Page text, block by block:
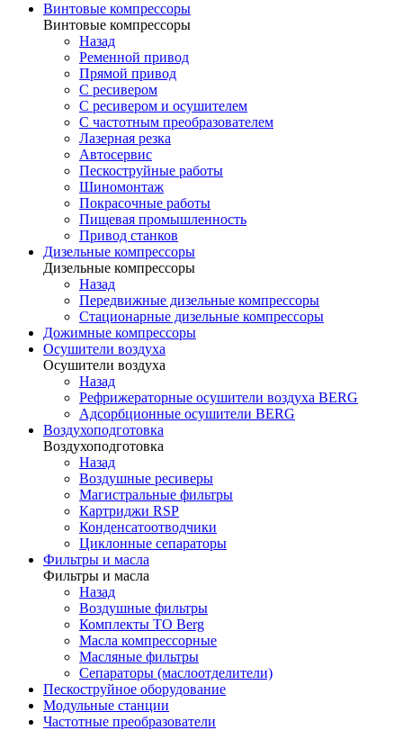
Винтовые компрессоры
Винтовые компрессоры
Назад
Ременной привод
Прямой привод
С ресивером
С ресивером и осушителем
С частотным преобразователем
Лазерная резка
Автосервис
Пескоструйные работы
Шиномонтаж
Покрасочные работы
Пищевая промышленность
Привод станков
Дизельные компрессоры
Дизельные компрессоры
Назад
Передвижные дизельные компрессоры
Стационарные дизельные компрессоры
Дожимные компрессоры
Осушители воздуха
Осушители воздуха
Назад
Рефрижераторные осушители воздуха BERG
Адсорбционные осушители BERG
Воздухоподготовка
Воздухоподготовка
Назад
Воздушные ресиверы
Магистральные фильтры
Картриджи RSP
Конденсатоотводчики
Циклонные сепараторы
Фильтры и масла
Фильтры и масла
Назад
Воздушные фильтры
Комплекты ТО Berg
Масла компрессорные
Масляные фильтры
Сепараторы (маслоотделители)
Пескоструйное оборудование
Модульные станции
Частотные преобразователи